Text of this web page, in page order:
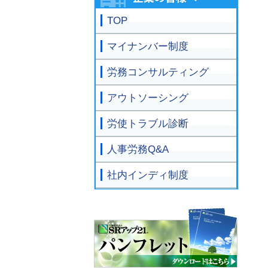
TOP
マイナンバー制度
労務コンサルティング
アウトソーシング
労使トラブル診断
人事労務Q&A
社内インディ制度